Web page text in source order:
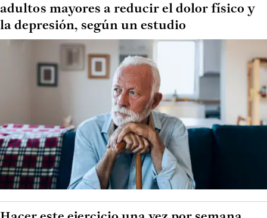
adultos mayores a reducir el dolor físico y
la depresión, según un estudio